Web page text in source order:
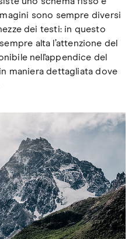
sono sempre diversi
dei testi: in questo
alta l’attenzione del
nell'appendice del
maniera dettagliata dove